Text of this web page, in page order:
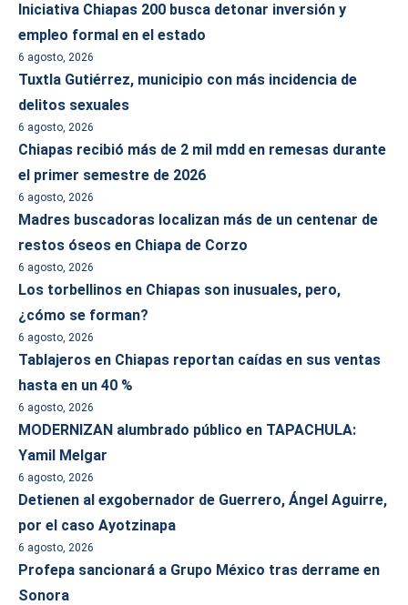
Iniciativa Chiapas 200 busca detonar inversión y
empleo formal en el estado
6 agosto, 2026
Tuxtla Gutiérrez, municipio con más incidencia de
delitos sexuales
6 agosto, 2026
Chiapas recibió más de 2 mil mdd en remesas durante
el primer semestre de 2026
6 agosto, 2026
Madres buscadoras localizan más de un centenar de
restos óseos en Chiapa de Corzo
6 agosto, 2026
Los torbellinos en Chiapas son inusuales, pero,
¿cómo se forman?
6 agosto, 2026
Tablajeros en Chiapas reportan caídas en sus ventas
hasta en un 40 %
6 agosto, 2026
MODERNIZAN alumbrado público en TAPACHULA:
Yamil Melgar
6 agosto, 2026
Detienen al exgobernador de Guerrero, Ángel Aguirre,
por el caso Ayotzinapa
6 agosto, 2026
Profepa sancionará a Grupo México tras derrame en
Sonora